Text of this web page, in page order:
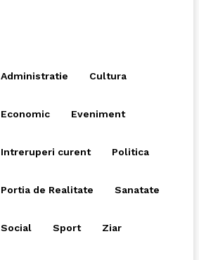
Administratie Cultura
Economic Eveniment
Intreruperi curent Politica
Portia de Realitate Sanatate
Social Sport Ziar